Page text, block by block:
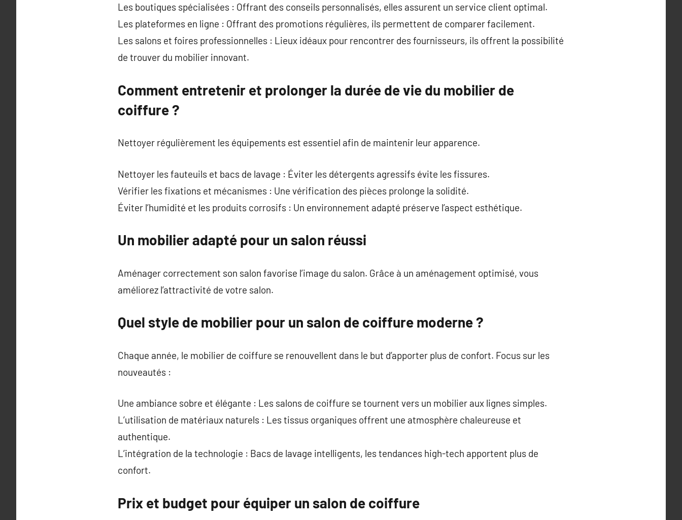
Les boutiques spécialisées : Offrant des conseils personnalisés, elles assurent un service client optimal.
Les plateformes en ligne : Offrant des promotions régulières, ils permettent de comparer facilement.
Les salons et foires professionnelles : Lieux idéaux pour rencontrer des fournisseurs, ils offrent la possibilité
de trouver du mobilier innovant.
Comment entretenir et prolonger la durée de vie du mobilier de
coiffure ?
Nettoyer régulièrement les équipements est essentiel afin de maintenir leur apparence.
Nettoyer les fauteuils et bacs de lavage : Éviter les détergents agressifs évite les fissures.
Vérifier les fixations et mécanismes : Une vérification des pièces prolonge la solidité.
Éviter l’humidité et les produits corrosifs : Un environnement adapté préserve l’aspect esthétique.
Un mobilier adapté pour un salon réussi
Aménager correctement son salon favorise l’image du salon. Grâce à un aménagement optimisé, vous
améliorez l’attractivité de votre salon.
Quel style de mobilier pour un salon de coiffure moderne ?
Chaque année, le mobilier de coiffure se renouvellent dans le but d’apporter plus de confort. Focus sur les
nouveautés :
Une ambiance sobre et élégante : Les salons de coiffure se tournent vers un mobilier aux lignes simples.
L’utilisation de matériaux naturels : Les tissus organiques offrent une atmosphère chaleureuse et
authentique.
L’intégration de la technologie : Bacs de lavage intelligents, les tendances high-tech apportent plus de
confort.
Prix et budget pour équiper un salon de coiffure